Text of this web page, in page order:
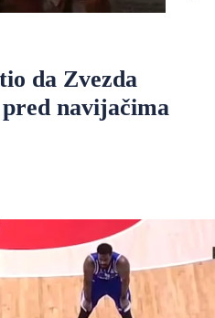
da Zvezda
navijačima